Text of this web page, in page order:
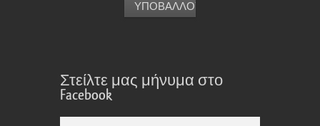
Στείλτε μας μήνυμα στο
Facebook